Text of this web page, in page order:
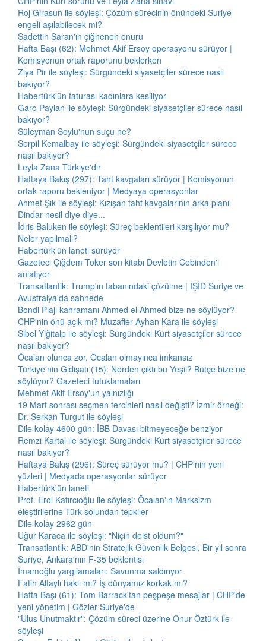
Roj Girasun ile söyleşi: Çözüm sürecinin önündeki Suriye
engeli aşılabilecek mi?
Sadettin Saran'ın çiğnenen onuru
Hafta Başı (62): Mehmet Akif Ersoy operasyonu sürüyor |
Komisyonun ortak raporunu beklerken
Ziya Pir ile söyleşi: Sürgündeki siyasetçiler sürece nasıl
bakıyor?
Habertürk'ün faturası kadınlara kesiliyor
Garo Paylan ile söyleşi: Sürgündeki siyasetçiler sürece nasıl
bakıyor?
Süleyman Soylu'nun suçu ne?
Serpil Kemalbay ile söyleşi: Sürgündeki siyasetçiler sürece
nasıl bakıyor?
Leyla Zana Türkiye'dir
Haftaya Bakış (297): Taht kavgaları sürüyor | Komisyonun
ortak raporu bekleniyor | Medyaya operasyonlar
Ahmet Şık ile söyleşi: Kızışan taht kavgalarının arka planı
Dindar nesil diye diye...
İdris Baluken ile söyleşi: Süreç beklentileri karşılıyor mu?
Neler yapılmalı?
Habertürk'ün laneti sürüyor
Gazeteci Çiğdem Toker son kitabı Devletin Cebinden'i
anlatıyor
Transatlantik: Trump'ın tabanındaki çözülme | IŞİD Suriye ve
Avustralya'da sahnede
Bondi Plajı kahramanı Ahmed el Ahmed bize ne söylüyor?
CHP'nin önü açık mı? Muzaffer Ayhan Kara ile söyleşi
Sibel Yiğitalp ile söyleşi: Sürgündeki Kürt siyasetçiler sürece
nasıl bakıyor?
Öcalan olunca zor, Öcalan olmayınca imkansız
Türkiye'nin Gidişatı (15): Nerden çıktı bu Yeşil? Bütçe bize ne
söylüyor? Gazeteci tutuklamaları
Mehmet Akif Ersoy'un yalnızlığı
19 Mart sonrası seçmen tercihleri nasıl değişti? İzmir örneği:
Dr. Serkan Turgut ile söyleşi
Dile kolay 4600 gün: İBB Davası bitmeyeceğe benziyor
Remzi Kartal ile söyleşi: Sürgündeki Kürt siyasetçiler sürece
nasıl bakıyor?
Haftaya Bakış (296): Süreç sürüyor mu? | CHP'nin yeni
yüzleri | Medyada operasyonlar sürüyor
Habertürk'ün laneti
Prof. Erol Katırcıoğlu ile söyleşi: Öcalan'ın Marksizm
eleştirilerine Türk solundan tepkiler
Dile kolay 2962 gün
Uğur Karaca ile söyleşi: "Niçin deist oldum?"
Transatlantik: ABD'nin Stratejik Güvenlik Belgesi, Bir yıl sonra
Suriye, Ankara'nın F-35 beklentisi
İmamoğlu yargılamaları: Savunma saldırıyor
Fatih Altaylı haklı mı? İş dünyamız korkak mı?
Hafta Başı (61): Tom Barrack'tan peşpeşe mesajlar | CHP'de
yeni yönetim | Gözler Suriye'de
"Ulus Unutmaktır": Çözüm süreci üzerine Onur Öztürk ile
söyleşi